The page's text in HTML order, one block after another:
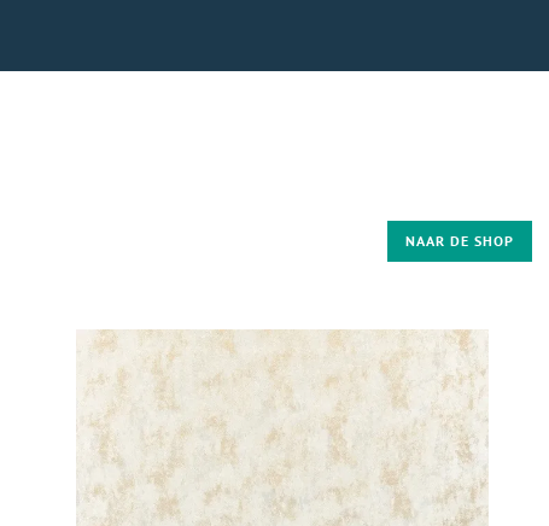
NAAR DE SHOP